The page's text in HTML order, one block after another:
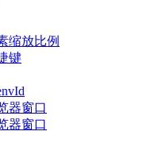
缩放比例
键
器窗口
器窗口